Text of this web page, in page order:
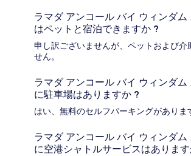
ラマダ アンコール バイ ウィンダム
はペットと宿泊できますか ?
申し訳ございませんが、ペットおよび介
せん。
ラマダ アンコール バイ ウィンダム
に駐車場はありますか ?
はい、無料のセルフパーキングがありま
ラマダ アンコール バイ ウィンダム
に空港シャトルサービスはありま